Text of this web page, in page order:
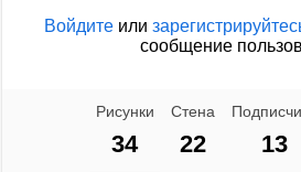
Войдите или
сообщение
Рисунки
34
Стена
22 13